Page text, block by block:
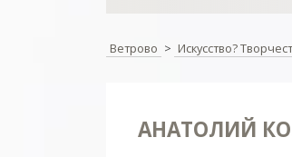
Ветрово > Искусство?
АНАТОЛИЙ